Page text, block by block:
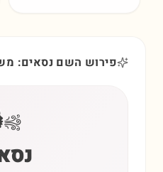
פירוש השם נסאים: